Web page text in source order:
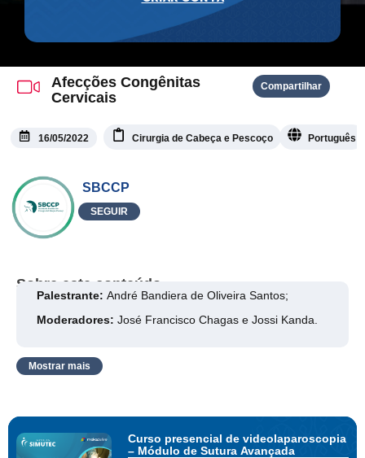
Afecções Congênitas
Cervicais
Compartilhar
16/05/2022 Cirurgia de Cabeça e Pescoço Português
SBCCP
SEGUIR
Sobre este conteúdo
Palestrante: André Bandiera de Oliveira Santos;
Moderadores: José Francisco Chagas e Jossi Kanda.
Mostrar mais
Curso presencial de videolaparoscopia
– Módulo de Sutura Avançada